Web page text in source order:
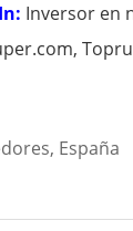
Inversor en
España